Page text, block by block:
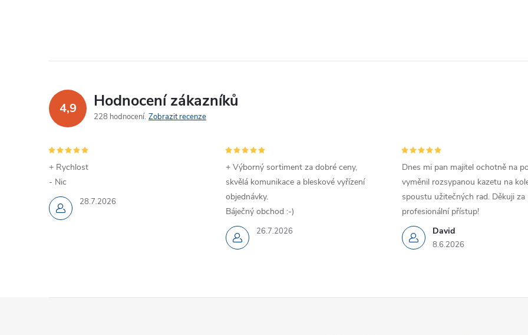
4,9 Hodnocení zákazníků
228 hodnocení Zobrazit recenze
28.7.2026
+ Rychlost
- Nic
26.7.2026
+ Výborný sortiment za dobré ceny,
skvělá komunikace a bleskové vyřízení
objednávky.
Báječný obchod :-)
David
8.6.2026
Dnes mi pan majitel ochotně na
vyměnil rozsypanou kazetu na
spoustu užitečných rad. Děkuji za
profesionální přístup!